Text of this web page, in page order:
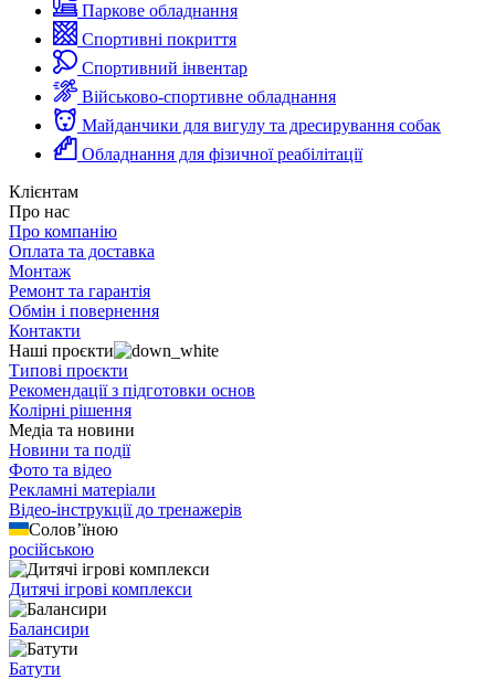
Паркове обладнання
Спортивні покриття
Спортивний інвентар
Військово-спортивне обладнання
Майданчики для вигулу та дресирування собак
Обладнання для фізичної реабілітації
Клієнтам
Про нас
Про компанію
Оплата та доставка
Монтаж
Ремонт та гарантія
Обмін і повернення
Контакти
Наші проєкти
Типові проєкти
Рекомендації з підготовки основ
Колірні рішення
Медіа та новини
Новини та події
Фото та відео
Рекламні матеріали
Відео-інструкції до тренажерів
Солов’їною
російською
Дитячі ігрові комплекси
Балансири
Батути